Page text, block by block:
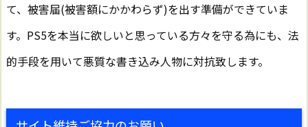
て、被害届(被害額にかかわらず)を出す準備ができていま
す。PS5を本当に欲しいと思っている方々を守る為にも、法
的手段を用いて悪質な書き込み人物に対抗致します。